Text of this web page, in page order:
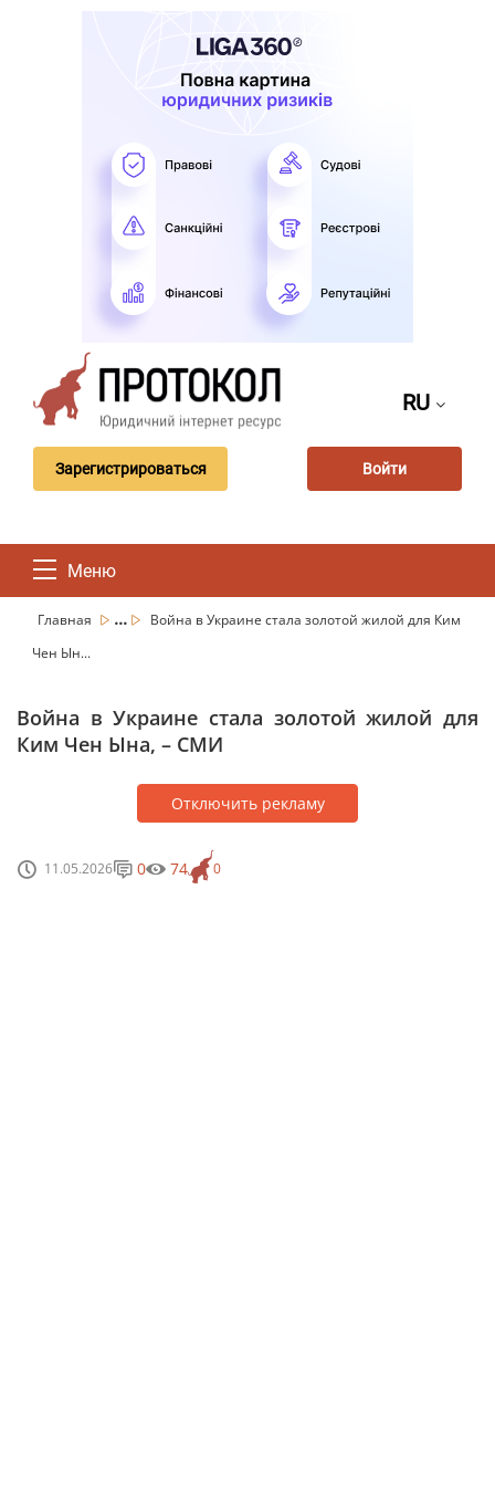
RU
Зарегистрироваться Войти
Меню
Главная ...
Война в Украине стала золотой жилой для Ким
Чен Ын...
Война в Украине стала золотой жилой для
Ким Чен Ына, – СМИ
Отключить рекламу
11.05.2026 0
0 74